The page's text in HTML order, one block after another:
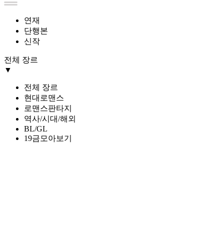
연재
단행본
신작
전체 장르
▼
전체 장르
현대로맨스
로맨스판타지
역사/시대/해외
BL/GL
19금모아보기